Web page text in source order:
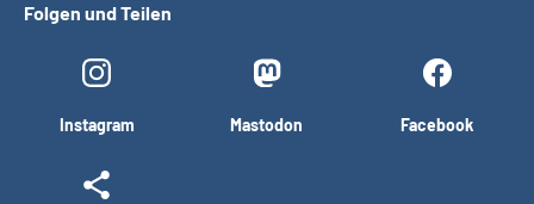
Folgen und Teilen
Instagram Mastodon Facebook